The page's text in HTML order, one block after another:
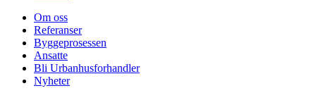
Om oss
Referanser
Byggeprosessen
Ansatte
Bli Urbanhusforhandler
Nyheter